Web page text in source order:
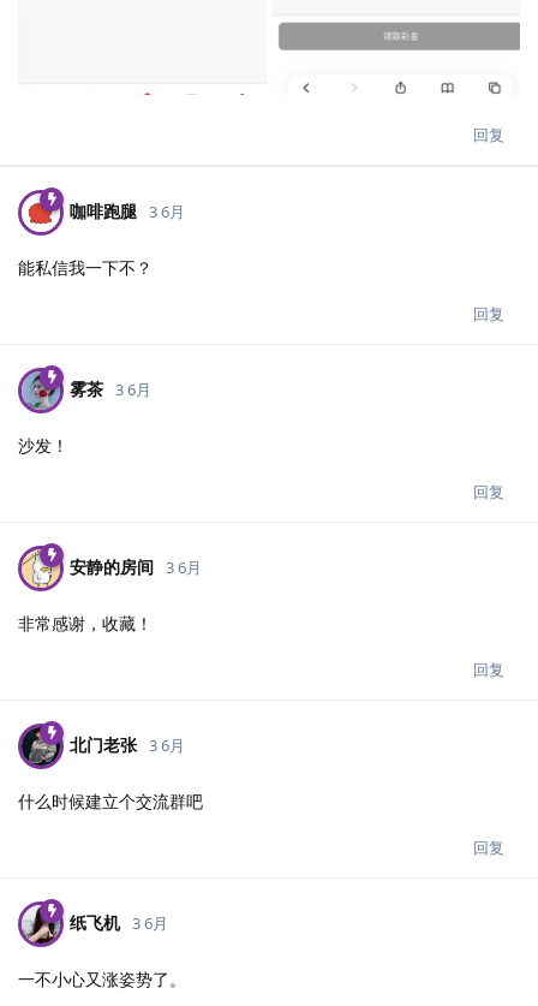
回复
咖啡跑腿 3 6月
能私信我一下不？
回复
雾茶 3 6月
沙发！
回复
安静的房间 3 6月
非常感谢，收藏！
回复
北门老张 3 6月
什么时候建立个交流群吧
回复
纸飞机 3 6月
一不小心又涨姿势了。